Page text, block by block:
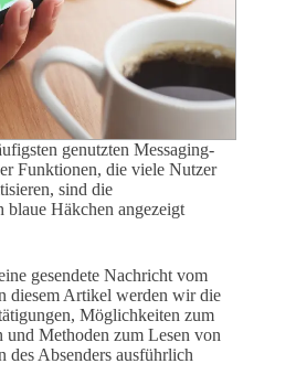
genutzten Messaging-
Funktionen, die viele Nutzer
sind die
blaue Häkchen angezeigt
gesendete Nachricht vom
diesem Artikel werden wir die
Möglichkeiten zum
Methoden zum Lesen von
des Absenders ausführlich